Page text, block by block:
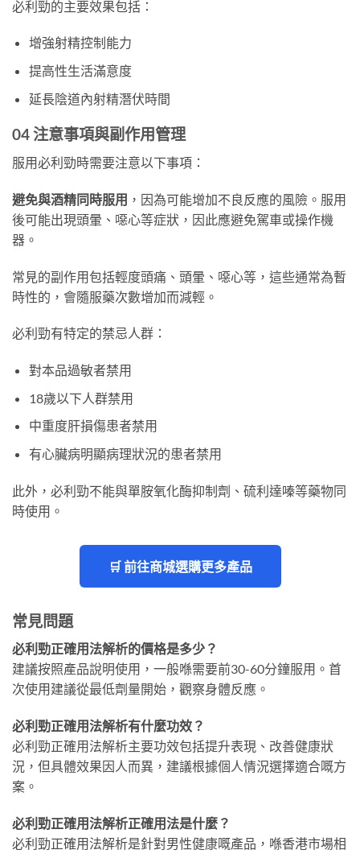
必利勁的主要效果包括：
增強射精控制能力
提高性生活滿意度
延長陰道內射精潛伏時間
04 注意事項與副作用管理
服用必利勁時需要注意以下事項：
避免與酒精同時服用 ，因為可能增加不良反應的風險。服用
後可能出現頭暈、噁心等症狀，因此應避免駕車或操作機
器。
常見的副作用包括輕度頭痛、頭暈、噁心等，這些通常為暫
時性的，會隨服藥次數增加而減輕。
必利勁有特定的禁忌人群：
對本品過敏者禁用
18歲以下人群禁用
中重度肝損傷患者禁用
有心臟病明顯病理狀況的患者禁用
此外，必利勁不能與單胺氧化酶抑制劑、硫利達嗪等藥物同
時使用。
🛒 前往商城選購更多產品
常見問題
必利勁正確用法解析的價格是多少？
建議按照產品說明使用，一般喺需要前30-60分鐘服用。首
次使用建議從最低劑量開始，觀察身體反應。
必利勁正確用法解析有什麼功效？
必利勁正確用法解析主要功效包括提升表現、改善健康狀
況，但具體效果因人而異，建議根據個人情況選擇適合嘅方
案。
必利勁正確用法解析正確用法是什麼？
必利勁正確用法解析是針對男性健康嘅產品，喺香港市場相